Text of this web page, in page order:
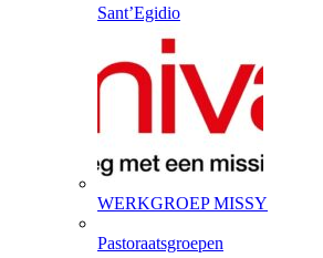
Sant’Egidio
WERKGROEP MISSY
Pastoraatsgroepen